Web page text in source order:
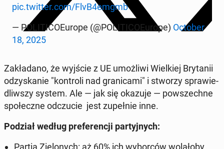
pic.twitter.com/FlvB4emgmb
— PO­LI­TI­CO­Eu­ro­pe (@PO­LI­TI­CO­Eu­ro­pe) October
18, 2025
Za­kła­da­no, że wyjście z UE umoż­li­wi Wiel­kiej Bry­ta­nii
od­zy­ska­nie "kon­tro­li nad gra­ni­ca­mi" i stworzy spra­wie­
dliw­szy system. Ale — jak się okazuje — po­wszech­ne
spo­łecz­ne od­czu­cie jest zu­peł­nie inne.
Podział według pre­fe­ren­cji par­tyj­nych:
Partia Zie­lo­nych: aż 60% ich wy­bor­ców wo­la­ło­by